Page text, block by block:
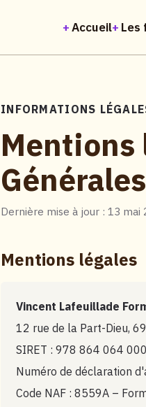
Accueil Les
INFORMATIONS
Mentions
Dernière mise à jour : 13 mai
Mentions légales
Vincent Lafeuillade
12 rue de la Part-Dieu,
SIRET : 978 864 064
Numéro de déclaration
Code NAF : 8559A –